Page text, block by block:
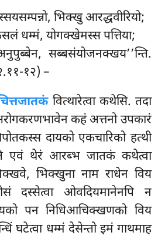
भिक्खु आरद्धवीरियो;
धम्मं, योगक्खेमस्स पत्तिया;
सब्बसंयोजनक्खय’’न्ति.
१२) –
वित्थारेत्वा कथेसि. तदा
कहं अत्तनो उपकारं
दायको एकचारिको हत्थी
एवं थेरं आरब्भ जातकं कथेत्वा
भिक्खुना नाम राधेन विय
दस्सेत्वा ओवदियमानेनपि न
पन निधिआचिक्खणको विय
घटेत्वा धम्मं देसेन्तो इमं गाथमाह